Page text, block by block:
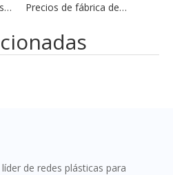
Velas de protección solar de primera calidad. Precios de fábrica de velas de sombras de calidad superior
de redes plásticas para